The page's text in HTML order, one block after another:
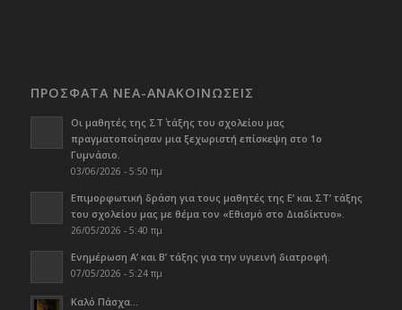
ΠΡΟΣΦΑΤΑ ΝΕΑ-ΑΝΑΚΟΙΝΩΣΕΙΣ
Οι μαθητές της ΣΤ΄ τάξης του σχολείου μας
πραγματοποίησαν μια ξεχωριστή επίσκεψη στο 1ο
Γυμνάσιο.
03/06/2026 - 5:50 πμ
Επιμορφωτική δράση για τους μαθητές της Ε’ και ΣΤ’ τάξης
του σχολείου μας με θέμα τον «Εθισμό στο Διαδίκτυο».
26/05/2026 - 5:40 πμ
Ενημέρωση Α’ και Β’ τάξης για την υγιεινή διατροφή.
07/05/2026 - 5:24 πμ
Καλό Πάσχα…